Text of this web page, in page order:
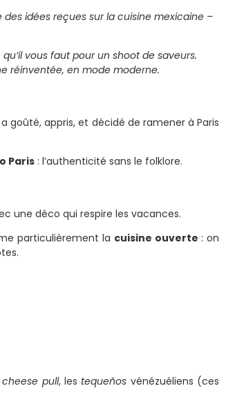
idées reçues sur la cuisine mexicaine –
qu’il vous faut pour un shoot de saveurs.
réinventée, en mode moderne.
goûté, appris, et décidé de ramener à Paris
Paris : l’authenticité sans le folklore.
une déco qui respire les vacances.
particulièrement la cuisine ouverte : on
cheese pull, les tequeños vénézuéliens (ces